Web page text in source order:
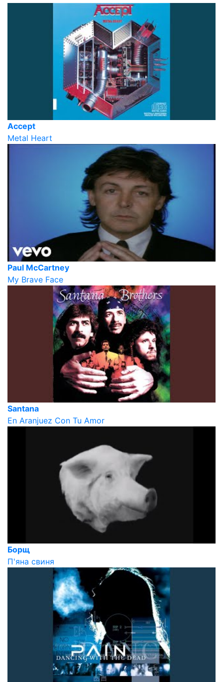
Accept
Metal Heart
Paul McCartney
My Brave Face
Santana
En Aranjuez Con Tu Amor
Борщ
П'яна свиня